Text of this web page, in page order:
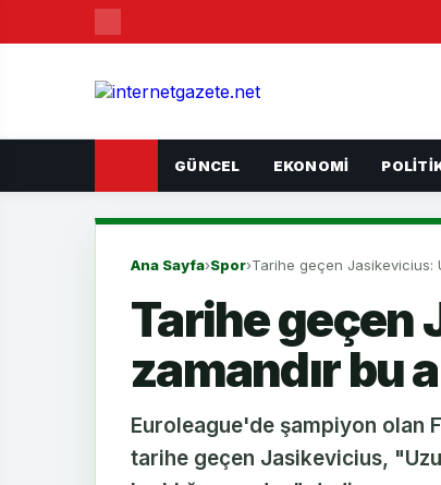
GÜNCEL EKONOMI
Ana Sayfa›Spor›Tarihe geçen Jasikevicius:
Tarihe geçen
zamandır bu
Euroleague'de şampiyon olan
tarihe geçen Jasikevicius,